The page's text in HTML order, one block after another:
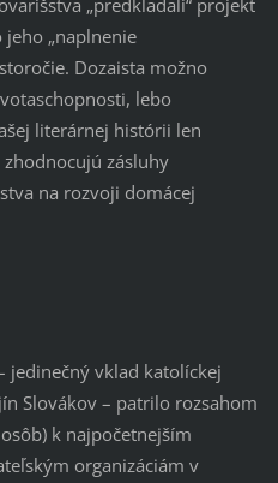
„predkladali“ projekt
jeho „naplnenie
Dozaista možno
lebo
literárnej histórii len
zásluhy
na rozvoji domácej
jedinečný vklad katolíckej
Slovákov – patrilo rozsahom
k najpočetnejším
organizáciám v